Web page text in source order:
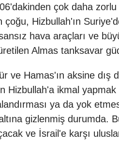
çok daha
çoğu, Hizbullah'ın
hava araçları ve
Almas tanksavar
ve Hamas'ın aksine
Hizbullah'a ikmal
ya da yok
gizlenmiş durumda.
ve İsrail'e karşı